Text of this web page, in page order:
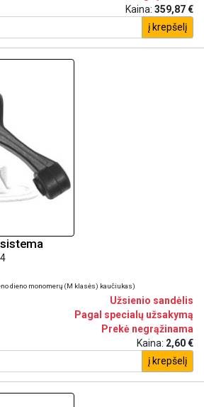
Kaina: 359,87 €
į krepšelį
dieno monomerų (M klasės) kaučiukas)
Užsienio sandėlis
Pagal specialų užsakymą
Prekė negrąžinama
Kaina: 2,60 €
į krepšelį